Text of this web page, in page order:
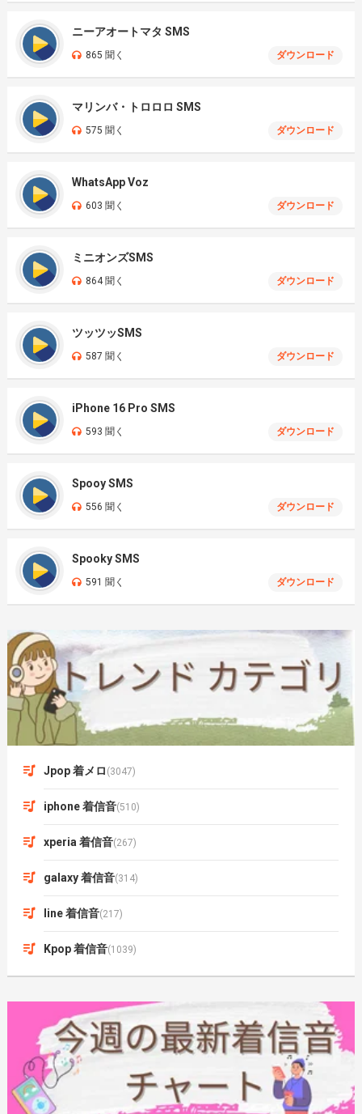
ニーアオートマタ SMS
865 聞く ダウンロード
マリンバ・トロロロ SMS
575 聞く ダウンロード
WhatsApp Voz
603 聞く ダウンロード
ミニオンズSMS
864 聞く ダウンロード
ツッツッSMS
587 聞く ダウンロード
iPhone 16 Pro SMS
593 聞く ダウンロード
Spooy SMS
556 聞く ダウンロード
Spooky SMS
591 聞く ダウンロード
Jpop 着メロ (3047)
iphone 着信音(510)
xperia 着信音(267)
galaxy 着信音(314)
line 着信音(217)
Kpop 着信音(1039)